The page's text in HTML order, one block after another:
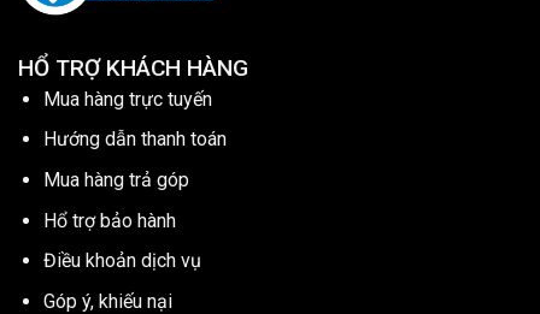
HỔ TRỢ KHÁCH HÀNG
Mua hàng trực tuyến
Hướng dẫn thanh toán
Mua hàng trả góp
Hổ trợ bảo hành
Điều khoản dịch vụ
Góp ý, khiếu nại